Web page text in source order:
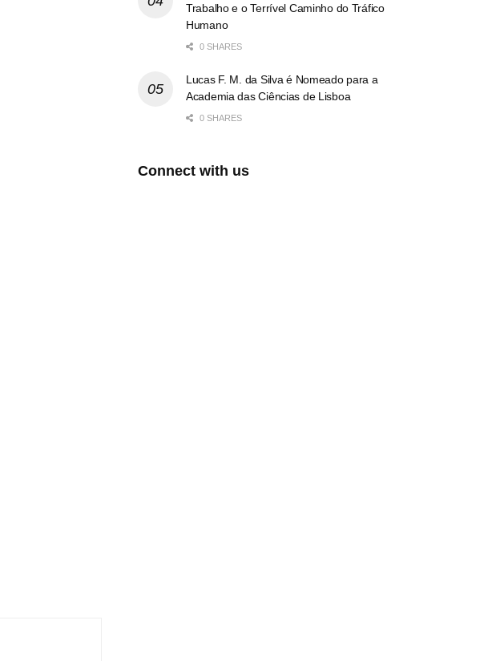
Trabalho e o Terrível Caminho do Tráfico
Humano
0 SHARES
Lucas F. M. da Silva é Nomeado para a
Academia das Ciências de Lisboa
0 SHARES
Connect with us